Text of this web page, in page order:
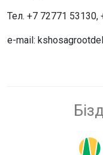
Тел. +7 72771 53130,
e-mail: